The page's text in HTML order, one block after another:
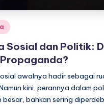
Sosial dan Politik:
awalnya hadir sebagai
kini, perannya dalam
besar, bahkan sering